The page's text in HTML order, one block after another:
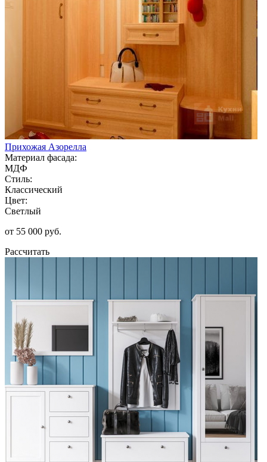
Прихожая Азорелла
Материал фасада:
МДФ
Стиль:
Классический
Цвет:
Светлый
от 55 000 руб.
Рассчитать